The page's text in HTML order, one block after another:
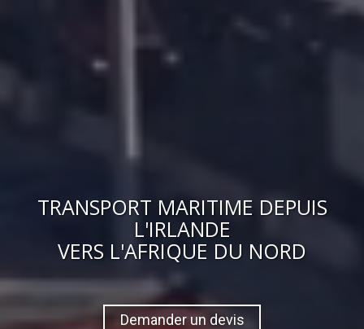
TRANSPORT MARITIME DEPUIS
L'IRLANDE
VERS L'AFRIQUE DU NORD
Demander un devis